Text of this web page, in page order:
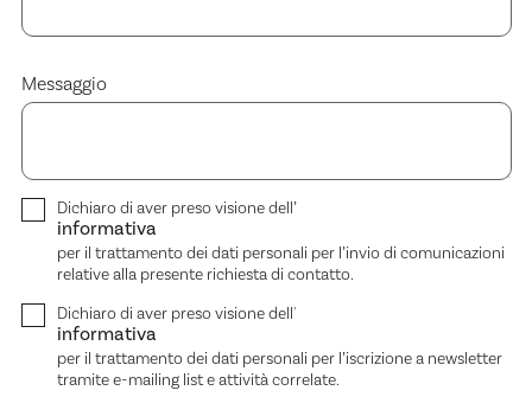
Messaggio
Dichiaro di aver preso visione dell’
informativa
per il trattamento dei dati personali per l’invio di comunicazioni
relative alla presente richiesta di contatto.
Dichiaro di aver preso visione dell'
informativa
per il trattamento dei dati personali per l’iscrizione a newsletter
tramite e-mailing list e attività correlate.